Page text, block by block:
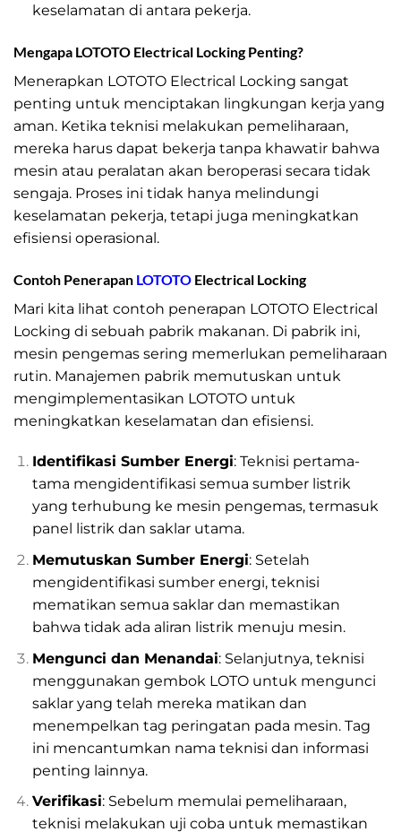
keselamatan di antara pekerja.
Mengapa LOTOTO Electrical Locking Penting?
Menerapkan LOTOTO Electrical Locking sangat
penting untuk menciptakan lingkungan kerja yang
aman. Ketika teknisi melakukan pemeliharaan,
mereka harus dapat bekerja tanpa khawatir bahwa
mesin atau peralatan akan beroperasi secara tidak
sengaja. Proses ini tidak hanya melindungi
keselamatan pekerja, tetapi juga meningkatkan
efisiensi operasional.
Contoh Penerapan LOTOTO Electrical Locking
Mari kita lihat contoh penerapan LOTOTO Electrical
Locking di sebuah pabrik makanan. Di pabrik ini,
mesin pengemas sering memerlukan pemeliharaan
rutin. Manajemen pabrik memutuskan untuk
mengimplementasikan LOTOTO untuk
meningkatkan keselamatan dan efisiensi.
Identifikasi Sumber Energi: Teknisi pertama-
tama mengidentifikasi semua sumber listrik
yang terhubung ke mesin pengemas, termasuk
panel listrik dan saklar utama.
Memutuskan Sumber Energi: Setelah
mengidentifikasi sumber energi, teknisi
mematikan semua saklar dan memastikan
bahwa tidak ada aliran listrik menuju mesin.
Mengunci dan Menandai: Selanjutnya, teknisi
menggunakan gembok LOTO untuk mengunci
saklar yang telah mereka matikan dan
menempelkan tag peringatan pada mesin. Tag
ini mencantumkan nama teknisi dan informasi
penting lainnya.
Verifikasi: Sebelum memulai pemeliharaan,
teknisi melakukan uji coba untuk memastikan